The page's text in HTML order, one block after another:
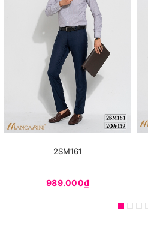
2SM161
989.000₫